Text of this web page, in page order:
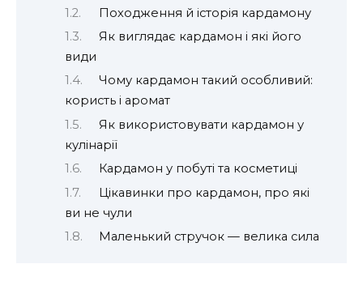
Походження й історія кардамону
Як виглядає кардамон і які його
види
Чому кардамон такий особливий:
користь і аромат
Як використовувати кардамон у
кулінарії
Кардамон у побуті та косметиці
Цікавинки про кардамон, про які
ви не чули
Маленький стручок — велика сила